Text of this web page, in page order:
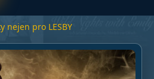
co se eL tématiky týká
nejen pro LESBY